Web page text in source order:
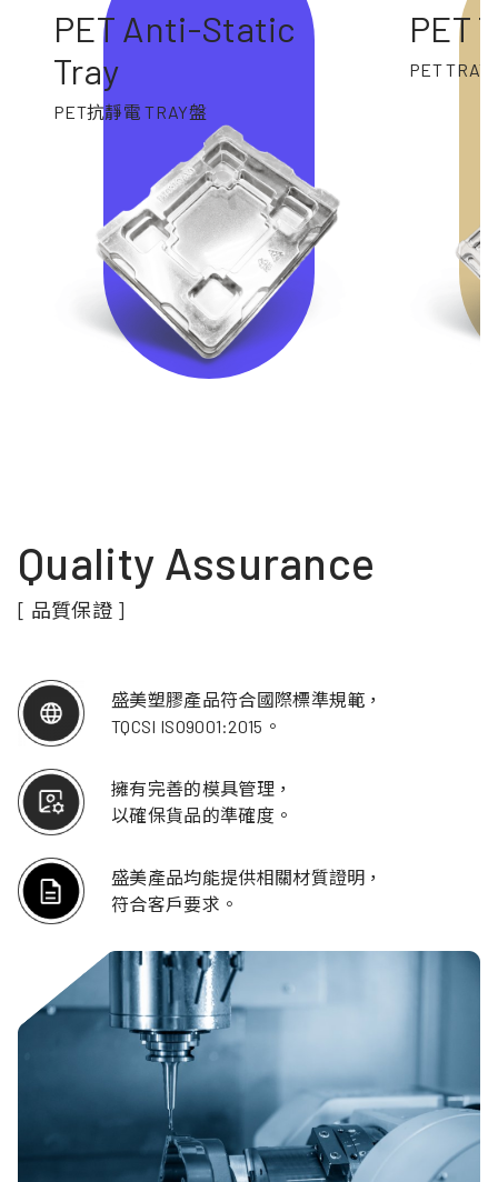
PET Anti-Static
Tray
PET抗靜電 TRAY盤
PET
PET TRAY
Quality Assurance
[ 品質保證 ]
盛美塑膠產品符合國際標準規範，
TQCSI ISO9001:2015。
擁有完善的模具管理，
以確保貨品的準確度。
盛美產品均能提供相關材質證明，
符合客戶要求。